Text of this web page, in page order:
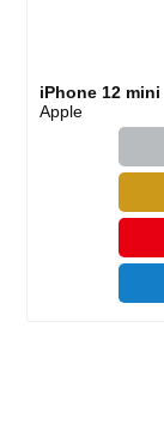
iPhone 12 mini
Apple